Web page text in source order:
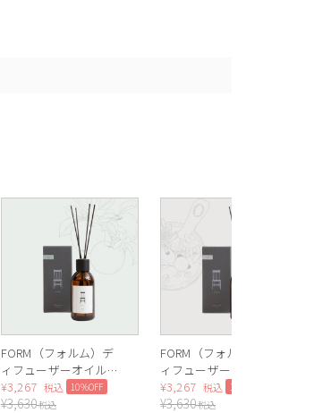
FORM（フォルム）デ
ィフューザーオイル
200ml（Apple）
¥3,267 税込 10%OFF
¥3,630税込
FORM（フォルム）デ
ィフューザーオイル
200ml（Musk）
¥3,267 税込 10%OFF
¥3,630税込